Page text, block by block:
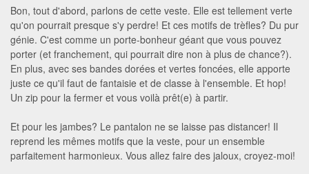
Bon, tout d'abord, parlons de cette veste. Elle est tellement verte
qu'on pourrait presque s'y perdre! Et ces motifs de trèfles? Du pur
génie. C'est comme un porte-bonheur géant que vous pouvez
porter (et franchement, qui pourrait dire non à plus de chance?).
En plus, avec ses bandes dorées et vertes foncées, elle apporte
juste ce qu'il faut de fantaisie et de classe à l'ensemble. Et hop!
Un zip pour la fermer et vous voilà prêt(e) à partir.
Et pour les jambes? Le pantalon ne se laisse pas distancer! Il
reprend les mêmes motifs que la veste, pour un ensemble
parfaitement harmonieux. Vous allez faire des jaloux, croyez-moi!